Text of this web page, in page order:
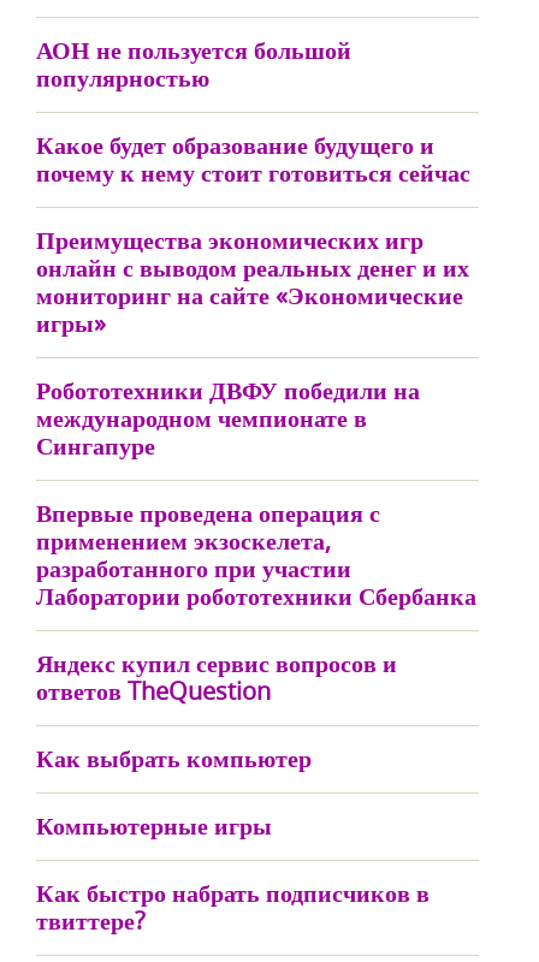
АОН не пользуется большой
популярностью
Какое будет образование будущего и
почему к нему стоит готовиться сейчас
Преимущества экономических игр
онлайн с выводом реальных денег и их
мониторинг на сайте «Экономические
игры»
Робототехники ДВФУ победили на
международном чемпионате в
Сингапуре
Впервые проведена операция с
применением экзоскелета,
разработанного при участии
Лаборатории робототехники Сбербанка
Яндекс купил сервис вопросов и
ответов TheQuestion
Как выбрать компьютер
Компьютерные игры
Как быстро набрать подписчиков в
твиттере?